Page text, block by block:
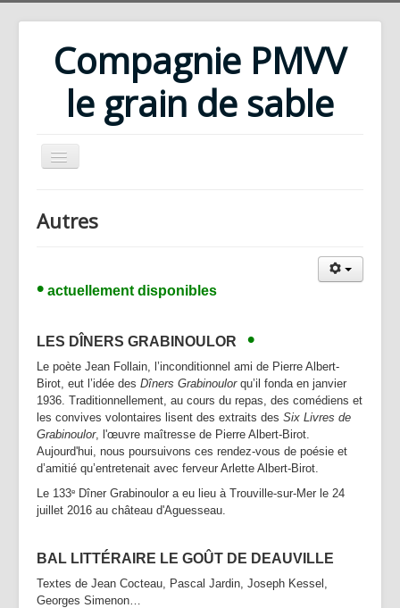
Compagnie PMVV
le grain de sable
Compagnie
Rencontres d'été
Bibliothèque
Téléchargements
Partenaires | Liens
Presse | Archives
Contact
Autres
• actuellement disponibles
LES DÎNERS GRABINOULOR •
Le poète Jean Follain, l’inconditionnel ami de Pierre Albert-
Birot, eut l’idée des Dîners Grabinoulorqu’il fonda en janvier
1936. Traditionnellement, au cours du repas, des comédiens et
les convives volontaires lisent des extraits des Six Livres de
Grabinoulor, l'œuvre maîtresse de Pierre Albert-Birot.
Aujourd'hui, nous poursuivons ces rendez-vous de poésie et
d’amitié qu’entretenait avec ferveur Arlette Albert-Birot.
Le 133e
Dîner Grabinoulor a eu lieu à Trouville-sur-Mer le 24
juillet 2016 au château d'Aguesseau.
BAL LITTÉRAIRE LE GOÛT DE DEAUVILLE
Textes de Jean Cocteau, Pascal Jardin, Joseph Kessel,
Georges Simenon…